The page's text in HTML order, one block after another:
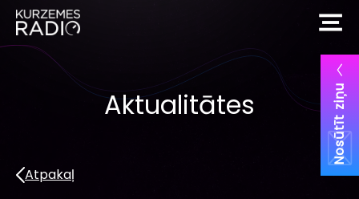
Nosūtīt ziņu
Aktualitātes
Atpakaļ